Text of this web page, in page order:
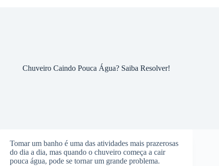
Chuveiro Caindo Pouca Água? Saiba Resolver!
Tomar um banho é uma das atividades mais prazerosas
do dia a dia, mas quando o chuveiro começa a cair
pouca água, pode se tornar um grande problema.